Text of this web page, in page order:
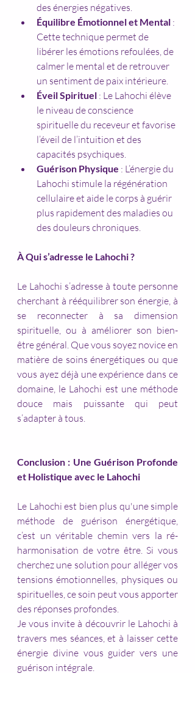
des énergies négatives.
Équilibre Émotionnel et Mental :
Cette technique permet de
libérer les émotions refoulées, de
calmer le mental et de retrouver
un sentiment de paix intérieure.
Éveil Spirituel : Le Lahochi élève
le niveau de conscience
spirituelle du receveur et favorise
l’éveil de l’intuition et des
capacités psychiques.
Guérison Physique : L’énergie du
Lahochi stimule la régénération
cellulaire et aide le corps à guérir
plus rapidement des maladies ou
des douleurs chroniques.
À Qui s’adresse le Lahochi ?
Le Lahochi s’adresse à toute personne
cherchant à rééquilibrer son énergie, à
se reconnecter à sa dimension
spirituelle, ou à améliorer son bien-
être général. Que vous soyez novice en
matière de soins énergétiques ou que
vous ayez déjà une expérience dans ce
domaine, le Lahochi est une méthode
douce mais puissante qui peut
s’adapter à tous.
Conclusion : Une Guérison Profonde
et Holistique avec le Lahochi
Le Lahochi est bien plus qu'une simple
méthode de guérison énergétique,
c’est un véritable chemin vers la ré-
harmonisation de votre être. Si vous
cherchez une solution pour alléger vos
tensions émotionnelles, physiques ou
spirituelles, ce soin peut vous apporter
des réponses profondes.
Je vous invite à découvrir le Lahochi à
travers mes séances, et à laisser cette
énergie divine vous guider vers une
guérison intégrale.